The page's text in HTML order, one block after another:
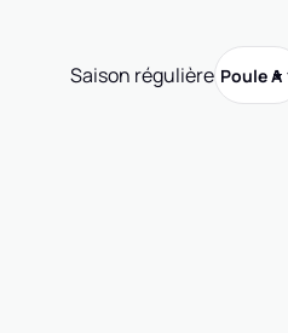
Saison régulière